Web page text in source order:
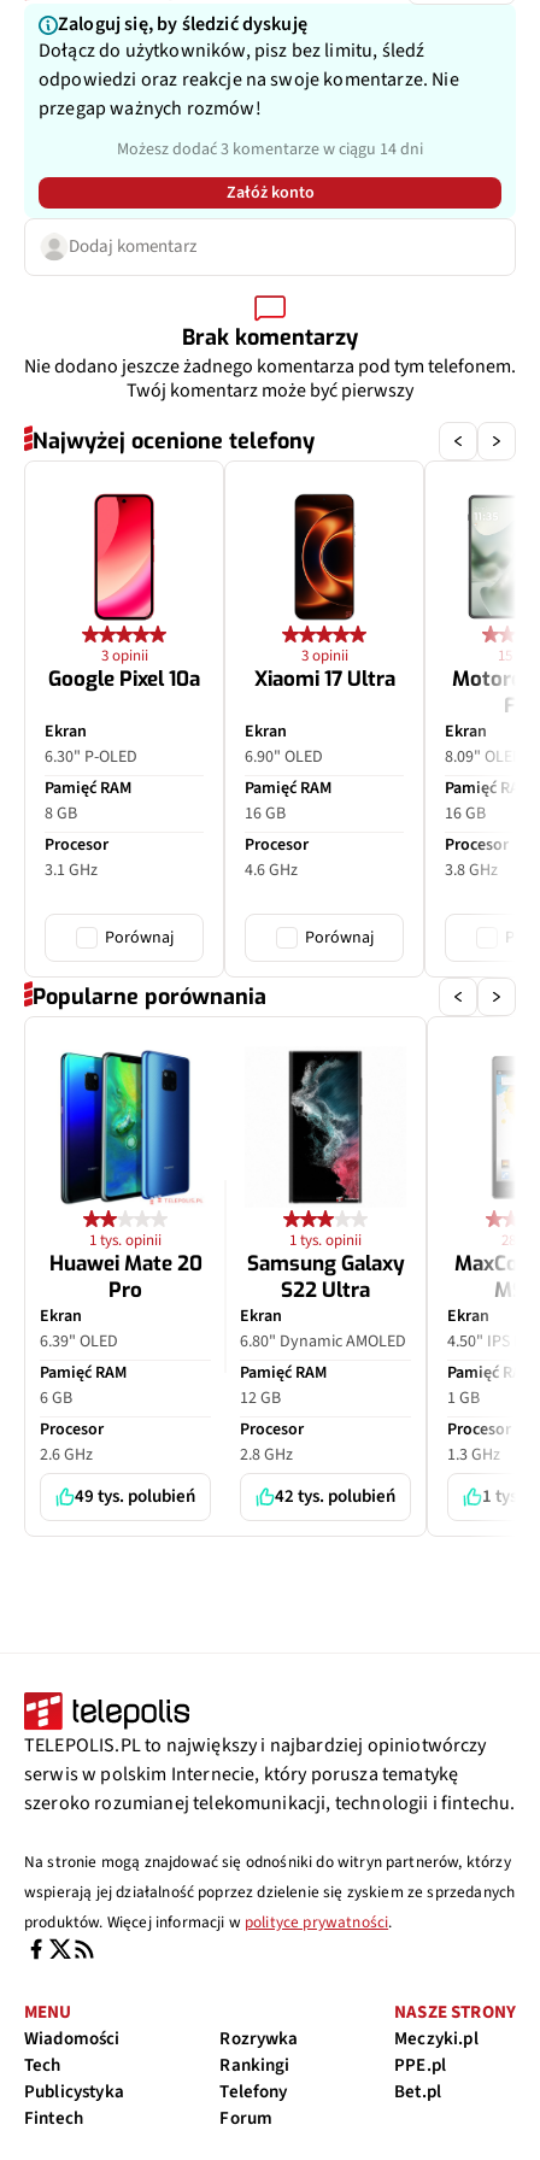
Autofocus Tak, laser + PDAF
Matryca 1/3,1"
Filmy Tak
Zoom optyczny
PDAF
Dodatkowy aparat Teleobiektyw
1/3,2", 0.7 µm
Ogniskowa 112 mm
Lampa błyskowa
Przysłona
Filmy Tak
Zoom optyczny x5
Satelitarne SOS
Zaloguj się, by śledzić dyskuję
Dołącz do użytkowników, pisz bez limitu, śledź
odpowiedzi oraz reakcje na swoje komentarze. Nie
przegap ważnych rozmów!
Możesz dodać 3 komentarze w ciągu 14 dni
Załóż konto
Dodaj komentarz
Brak komentarzy
Nie dodano jeszcze żadnego komentarza pod tym telefonem.
Twój komentarz może być pierwszy
Najwyżej ocenione telefony
3 opinii
Google Pixel 10a
Ekran
6.30" P-OLED
Pamięć RAM
8 GB
Procesor
3.1 GHz
Porównaj
3 opinii
Xiaomi 17 Ultra
Ekran
6.90" OLED
Pamięć RAM
16 GB
Procesor
4.6 GHz
Porównaj
15
Motorola
Ekran
8.09" OLED
Pamięć RAM
16 GB
Procesor
3.8 GHz
Popularne porównania
1 tys. opinii
Huawei Mate 20
Pro
Ekran
6.39" OLED
Pamięć RAM
6 GB
Procesor
2.6 GHz
49 tys. polubień
1 tys. opinii
Samsung Galaxy
S22 Ultra
Ekran
6.80" Dynamic AMOLED
Pamięć RAM
12 GB
Procesor
2.8 GHz
42 tys. polubień
28
Ekran
4.50" IPS
Pamięć RAM
1 GB
Procesor
1.3 GHz
1 tys.
TELEPOLIS.PL to największy i najbardziej opiniotwórczy
serwis w polskim Internecie, który porusza tematykę
szeroko rozumianej telekomunikacji, technologii i fintechu.
Na stronie mogą znajdować się odnośniki do witryn partnerów, którzy
wspierają jej działalność poprzez dzielenie się zyskiem ze sprzedanych
produktów. Więcej informacji w polityce prywatności.
MENU
Wiadomości
Tech
Publicystyka
Fintech
Rozrywka
Rankingi
Telefony
Forum
NASZE STRONY
Meczyki.pl
PPE.pl
Bet.pl